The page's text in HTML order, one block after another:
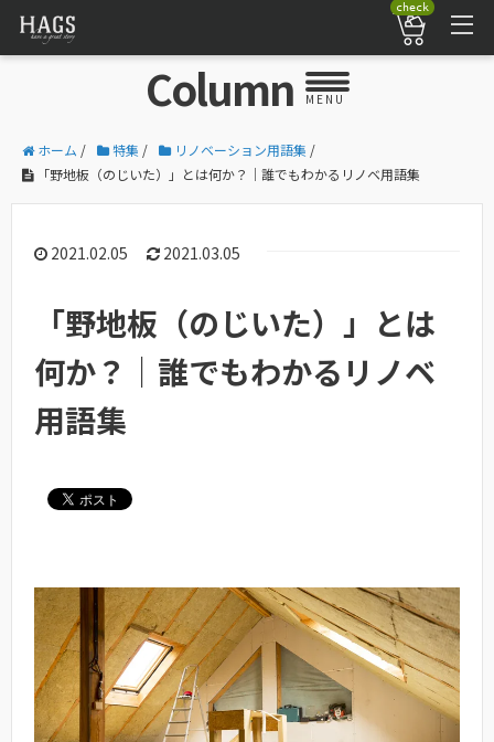
check
Column MENU
ホーム / 特集 / リノベーション用語集 /
「野地板（のじいた）」とは何か？｜誰でもわかるリノベ用語集
2021.02.05 2021.03.05
「野地板（のじいた）」とは
何か？｜誰でもわかるリノベ
用語集